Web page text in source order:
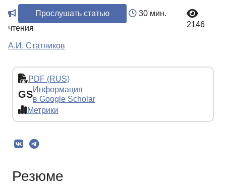
Прослушать статью
30 мин.
чтения
2146
А.И. Статников
PDF (RUS)
GSИнформация
в Google Scholar
Метрики
Резюме